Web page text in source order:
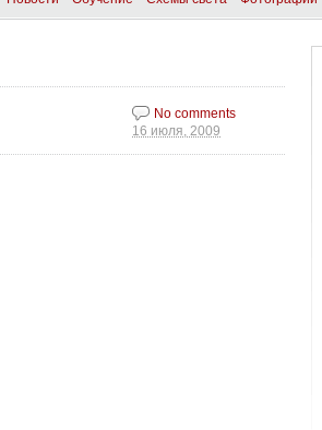
16 июля, 2009
No comments